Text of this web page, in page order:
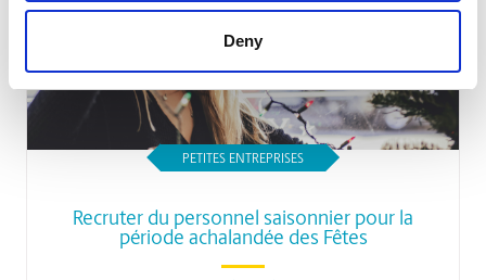
Deny
PETITES ENTREPRISES
Recruter du personnel saisonnier pour la
période achalandée des Fêtes